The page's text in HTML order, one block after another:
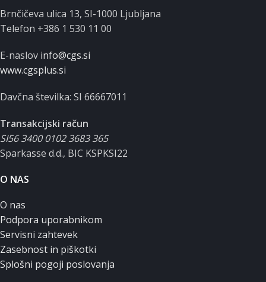
Brnčičeva ulica 13, SI-1000 Ljubljana
Telefon +386 1 530 11 00
E-naslov info@cgs.si
www.cgsplus.si
Davčna številka: SI 66667011
Transakcijski račun
SI56 3400 0102 3683 365
Sparkasse d.d., BIC KSPKSI22
O NAS
O nas
Podpora uporabnikom
Servisni zahtevek
Zasebnost in piškotki
Splošni pogoji poslovanja